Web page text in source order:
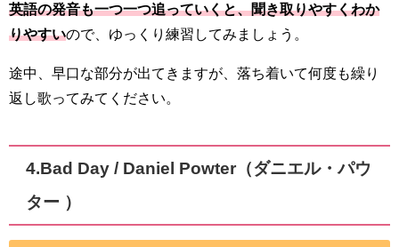
英語の発音も一つ一つ追っていくと、聞き取りやすくわか
りやすいので、ゆっくり練習してみましょう。
途中、早口な部分が出てきますが、落ち着いて何度も繰り
返し歌ってみてください。
4.Bad Day / Daniel Powter（ダニエル・パウ
ター ）